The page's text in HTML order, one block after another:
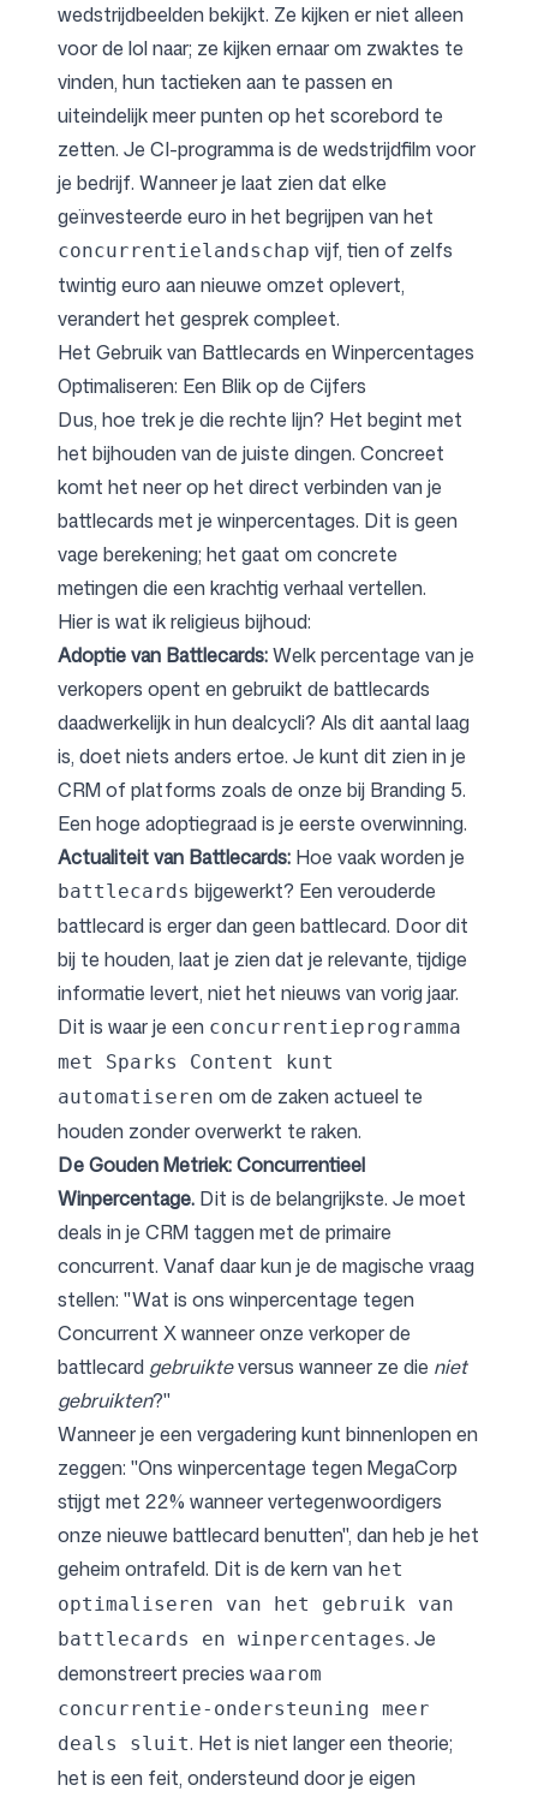
wedstrijdbeelden bekijkt. Ze kijken er niet alleen
voor de lol naar; ze kijken ernaar om zwaktes te
vinden, hun tactieken aan te passen en
uiteindelijk meer punten op het scorebord te
zetten. Je CI-programma is de wedstrijdfilm voor
je bedrijf. Wanneer je laat zien dat elke
geïnvesteerde euro in het begrijpen van het
concurrentielandschap vijf, tien of zelfs
twintig euro aan nieuwe omzet oplevert,
verandert het gesprek compleet.
Het Gebruik van Battlecards en Winpercentages
Optimaliseren: Een Blik op de Cijfers
Dus, hoe trek je die rechte lijn? Het begint met
het bijhouden van de juiste dingen. Concreet
komt het neer op het direct verbinden van je
battlecards met je winpercentages. Dit is geen
vage berekening; het gaat om concrete
metingen die een krachtig verhaal vertellen.
Hier is wat ik religieus bijhoud:
Adoptie van Battlecards:Welk percentage van je
verkopers opent en gebruikt de battlecards
daadwerkelijk in hun dealcycli? Als dit aantal laag
is, doet niets anders ertoe. Je kunt dit zien in je
CRM ofplatforms zoals de onze bij Branding 5.
Een hoge adoptiegraad is je eerste overwinning.
Actualiteit van Battlecards: Hoe vaak worden je
battlecards bijgewerkt? Een verouderde
battlecard is erger dan geen battlecard. Door dit
bij te houden, laat je zien dat je relevante, tijdige
informatie levert, niet het nieuws van vorig jaar.
Dit is waar je een concurrentieprogramma
met Sparks Content kunt
automatiseren om de zaken actueel te
houden zonder overwerkt te raken.
De Gouden Metriek: Concurrentieel
Winpercentage. Dit is de belangrijkste. Je moet
deals in je CRM taggen met de primaire
concurrent. Vanaf daar kun je de magische vraag
stellen: "Wat is ons winpercentage tegen
Concurrent X wanneer onze verkoper de
battlecard gebruikteversus wanneer ze die niet
gebruikten?"
Wanneer je een vergadering kunt binnenlopen en
zeggen: "Ons winpercentage tegen MegaCorp
stijgt met 22% wanneer vertegenwoordigers
onze nieuwe battlecard benutten", dan heb je het
geheim ontrafeld. Dit is de kern van het
optimaliseren van het gebruik van
battlecards en winpercentages. Je
demonstreert precies waarom
concurrentie-ondersteuning meer
deals sluit. Het is niet langer een theorie;
het is een feit, ondersteund door je eigen